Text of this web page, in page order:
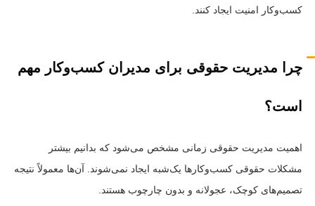
کسب‌وکار امنیت ایجاد کنند.
چرا مدیریت حقوقی برای مدیران کسب‌وکار مهم
است؟
اهمیت مدیریت حقوقی زمانی مشخص می‌شود که بدانیم بیشتر
مشکلات حقوقی کسب‌وکارها یک‌شبه ایجاد نمی‌شوند. آن‌ها معمولاً نتیجه
تصمیم‌های کوچک، عجولانه و بدون چارچوب هستند.